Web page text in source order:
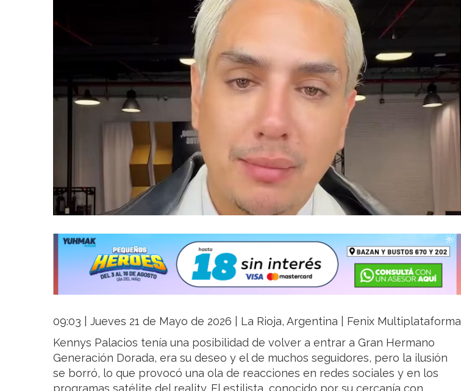
09:03 | Jueves 21 de Mayo de 2026 | La Rioja, Argentina | Fenix Multiplataforma
Kennys Palacios tenía una posibilidad de volver a entrar a Gran Hermano
Generación Dorada, era su deseo y el de muchos seguidores, pero la ilusión
se borró, lo que provocó una ola de reacciones en redes sociales y en los
programas satélite del reality. El estilista, conocido por su cercanía con